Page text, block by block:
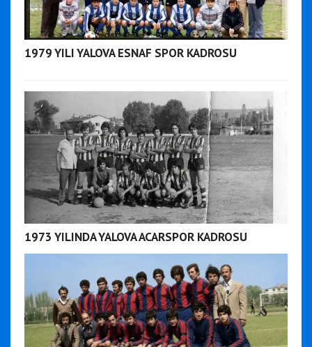
1979 YILI YALOVA ESNAF SPOR KADROSU
1973 YILINDA YALOVA ACARSPOR KADROSU